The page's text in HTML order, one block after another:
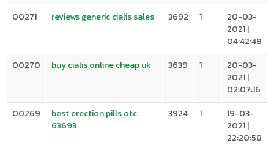
00271
reviews generic cialis sales 3692 1
20-03-
2021 |
04:42:48
00270
buy cialis online cheap uk 3639 1
20-03-
2021 |
02:07:16
00269
best erection pills otc
63693
3924 1
19-03-
2021 |
22:20:58